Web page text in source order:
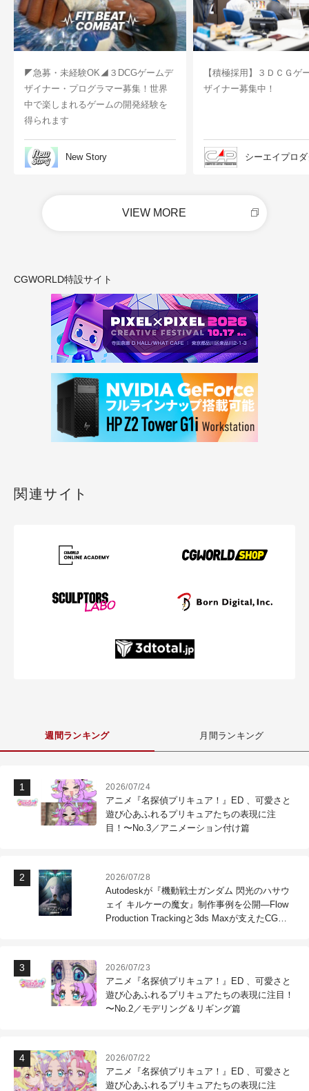
◤急募・未経験OK◢３DCGゲームデ
ザイナー・プログラマー募集！世界
中で楽しまれるゲームの開発経験を
得られます
New Story
【積極採用】３ＤＣＧゲ
ザイナー募集中！
シーエイプロ
VIEW MORE
CGWORLD特設サイト
関連サイト
週間ランキング 月間ランキング
2026/07/24
アニメ『名探偵プリキュア！』ED 、可愛さと
遊び心あふれるプリキュアたちの表現に注
目！〜No.3／アニメーション付け篇
2026/07/28
Autodeskが『機動戦士ガンダム 閃光のハサウ
ェイ キルケーの魔女』制作事例を公開―Flow
Production Trackingと3ds Maxが支えたCG制
2026/07/23
アニメ『名探偵プリキュア！』ED 、可愛さと
遊び心あふれるプリキュアたちの表現に注目！
〜No.2／モデリング＆リギング篇
2026/07/22
アニメ『名探偵プリキュア！』ED 、可愛さと
遊び心あふれるプリキュアたちの表現に注